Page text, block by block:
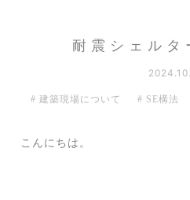
耐震シェルタ
建築現場について SE構法
こんにちは。